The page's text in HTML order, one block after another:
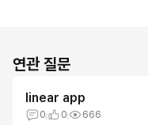
연관 질문
linear app
0 0
666